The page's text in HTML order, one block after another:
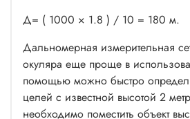
Д= ( 1000 × 1.8 ) / 10 = 180 м.
Дальномерная измерительная
окуляра еще проще в
помощью можно быстро
целей с известной высотой 2
необходимо поместить объект